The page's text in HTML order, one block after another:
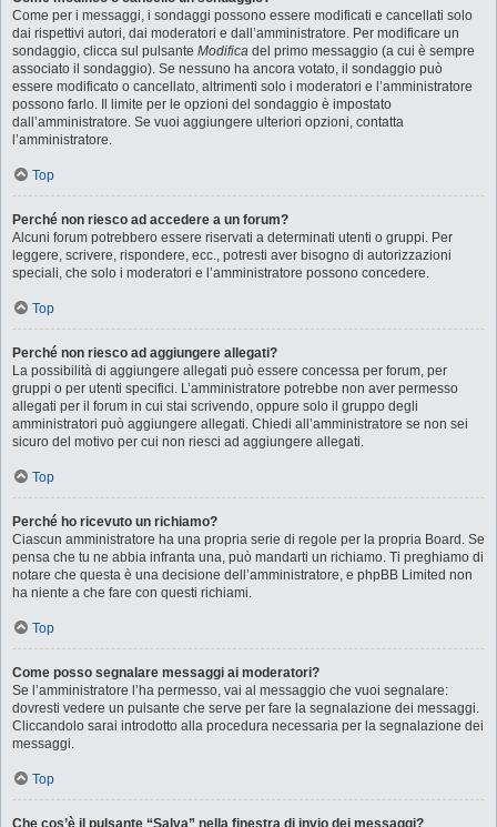
Come per i messaggi, i sondaggi possono essere modificati e cancellati solo
dai rispettivi autori, dai moderatori e dall’amministratore. Per modificare un
sondaggio, clicca sul pulsante Modifica del primo messaggio (a cui è sempre
associato il sondaggio). Se nessuno ha ancora votato, il sondaggio può
essere modificato o cancellato, altrimenti solo i moderatori e l’amministratore
possono farlo. Il limite per le opzioni del sondaggio è impostato
dall’amministratore. Se vuoi aggiungere ulteriori opzioni, contatta
l’amministratore.
Top
Perché non riesco ad accedere a un forum?
Alcuni forum potrebbero essere riservati a determinati utenti o gruppi. Per
leggere, scrivere, rispondere, ecc., potresti aver bisogno di autorizzazioni
speciali, che solo i moderatori e l’amministratore possono concedere.
Top
Perché non riesco ad aggiungere allegati?
La possibilità di aggiungere allegati può essere concessa per forum, per
gruppi o per utenti specifici. L’amministratore potrebbe non aver permesso
allegati per il forum in cui stai scrivendo, oppure solo il gruppo degli
amministratori può aggiungere allegati. Chiedi all’amministratore se non sei
sicuro del motivo per cui non riesci ad aggiungere allegati.
Top
Perché ho ricevuto un richiamo?
Ciascun amministratore ha una propria serie di regole per la propria Board. Se
pensa che tu ne abbia infranta una, può mandarti un richiamo. Ti preghiamo di
notare che questa è una decisione dell’amministratore, e phpBB Limited non
ha niente a che fare con questi richiami.
Top
Come posso segnalare messaggi ai moderatori?
Se l’amministratore l’ha permesso, vai al messaggio che vuoi segnalare:
dovresti vedere un pulsante che serve per fare la segnalazione dei messaggi.
Cliccandolo sarai introdotto alla procedura necessaria per la segnalazione dei
messaggi.
Top
Che cos’è il pulsante “Salva” nella finestra di invio dei messaggi?